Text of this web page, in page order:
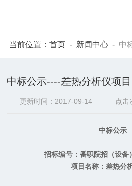
当前位置：首页 - 新闻中心 - 中
中标公示----差热分析仪项目
更新时间：2017-09-14 点击
中标公示
招标编号：番职院招（设备
项目名称： 差热分